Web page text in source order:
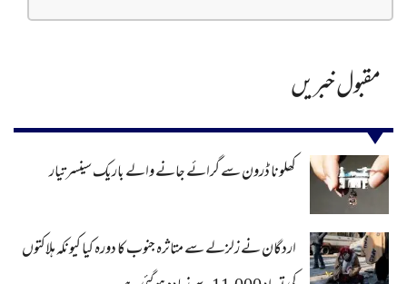
مقبول خبریں
کھلونا ڈرون سے گرائے جانے والے باریک سینسر تیار
اردگان نے زلزلے سے متاثرہ جنوب کا دورہ کیا کیونکہ ہلاکتوں